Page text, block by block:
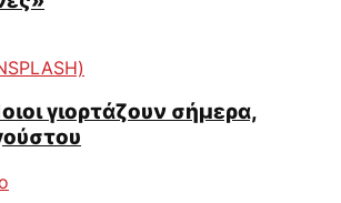
γιορτάζουν σήμερα,